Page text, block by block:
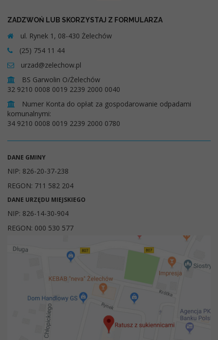
ZADZWOŃ LUB SKORZYSTAJ Z FORMULARZA
ul. Rynek 1, 08-430 Żelechów
(25) 754 11 44
urzad@zelechow.pl
BS Garwolin O/Żelechów
32 9210 0008 0019 2239 2000 0040
Numer Konta do opłat za gospodarowanie odpadami
komunalnymi:
34 9210 0008 0019 2239 2000 0780
DANE GMINY
NIP: 826-20-37-238
REGON: 711 582 204
DANE URZĘDU MIEJSKIEGO
NIP: 826-14-30-904
REGON: 000 530 577